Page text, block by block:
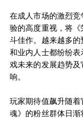
在成人市场的激烈
验的高度重视，将
斗佳作。越来越多
和业内人士都纷纷
戏未来的发展趋势
响。
玩家期待值飙升随
魂》的粉丝群体日